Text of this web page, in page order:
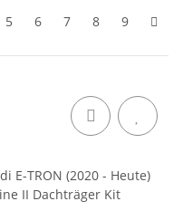
5 6 7 8 9